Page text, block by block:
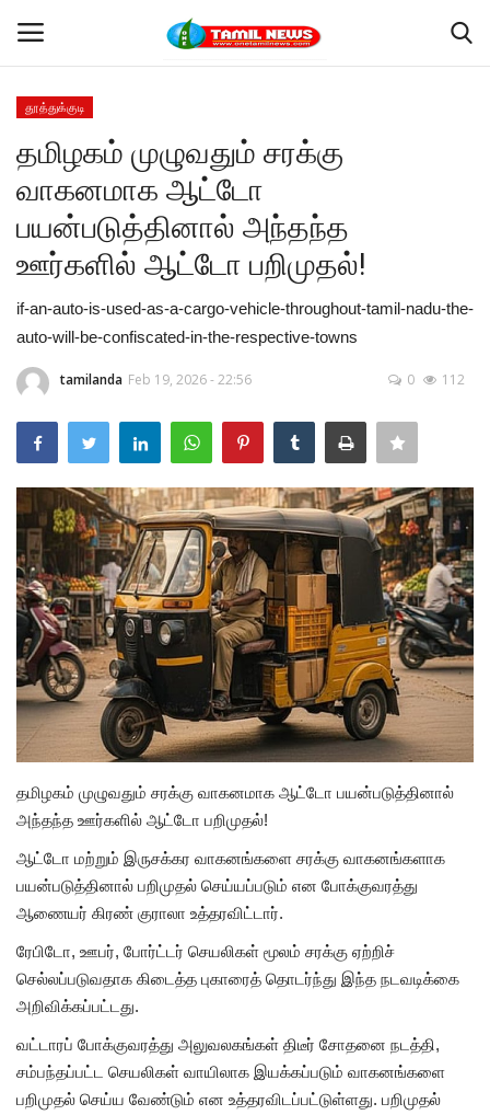
Home
தூத்துக்குடி
Contact
தமிழ்நாடு
இந்தியா
அரசியல்
தூத்துக்குடி
தமிழகம் முழுவதும் சரக்கு
வாகனமாக ஆட்டோ
பயன்படுத்தினால் அந்தந்த
ஊர்களில் ஆட்டோ பறிமுதல்!
if-an-auto-is-used-as-a-cargo-vehicle-throughout-tamil-nadu-the-
auto-will-be-confiscated-in-the-respective-towns
tamilanda Feb 19, 2026 - 22:56 0 112
தமிழகம் முழுவதும் சரக்கு வாகனமாக ஆட்டோ பயன்படுத்தினால்
அந்தந்த ஊர்களில் ஆட்டோ பறிமுதல்!
ஆட்டோ மற்றும் இருசக்கர வாகனங்களை சரக்கு வாகனங்களாக
பயன்படுத்தினால் பறிமுதல் செய்யப்படும் என போக்குவரத்து
ஆணையர் கிரண் குராலா உத்தரவிட்டார்.
ரேபிடோ, ஊபர், போர்ட்டர் செயலிகள் மூலம் சரக்கு ஏற்றிச்
செல்லப்படுவதாக கிடைத்த புகாரைத் தொடர்ந்து இந்த நடவடிக்கை
அறிவிக்கப்பட்டது.
வட்டாரப் போக்குவரத்து அலுவலகங்கள் திடீர் சோதனை நடத்தி,
சம்பந்தப்பட்ட செயலிகள் வாயிலாக இயக்கப்படும் வாகனங்களை
பறிமுதல் செய்ய வேண்டும் என உத்தரவிடப்பட்டுள்ளது. பறிமுதல்